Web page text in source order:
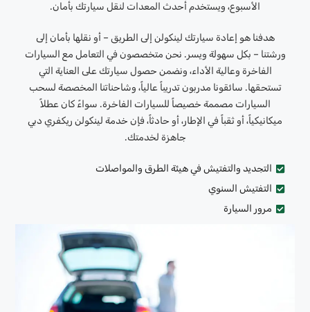
الأسبوع، ويستخدم أحدث المعدات لنقل سيارتك بأمان.
هدفنا هو إعادة سيارتك لينكولن إلى الطريق – أو نقلها بأمان إلى
ورشتنا – بكل سهولة ويسر. نحن متخصصون في التعامل مع السيارات
الفاخرة وعالية الأداء، ونضمن حصول سيارتك على العناية التي
تستحقها. سائقونا مدربون تدريباً عالياً، وشاحناتنا المخصصة لسحب
السيارات مصممة خصيصاً للسيارات الفاخرة. سواءً كان عطلاً
ميكانيكياً، أو ثقباً في الإطار، أو حادثاً، فإن خدمة لينكولن ريكفري دبي
جاهزة لخدمتك.
التجديد والتفتيش في هيئة الطرق والمواصلات
التفتيش السنوي
مرور السيارة